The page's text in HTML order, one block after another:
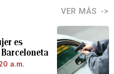
VER MÁS
es
a.m.